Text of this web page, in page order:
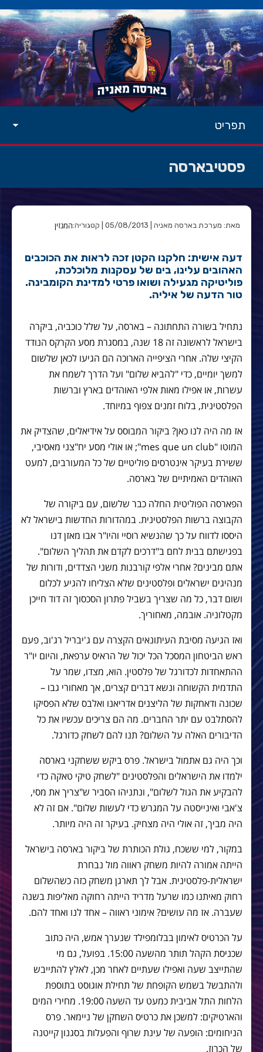
תפריט
פסטיבארסה
מאת: מערכת בארסה מאניה | 05/08/2013 | קטגוריה: המגזין
דעה אישית: חלקנו הקטן זכה לראות את הכוכבים
האהובים עלינו, בים של עסקנות מלוכלכת,
פוליטיקה מגעילה ושואו פרטי למדינת הקומבינה.
טור הדעה של איליה.
נתחיל בשורה התחתונה – בארסה, על שלל כוכביה, ביקרה
בישראל לראשונה זה 18 שנה, במסגרת מסע הקרקס הנודד
הקיצי שלה. אחרי הציפייה הארוכה הם הגיעו לכאן שלשום
למשך יומיים, כדי "להביא שלום" ועל הדרך לשמח את
עשרות, או אפילו מאות אלפי האוהדים בארץ וברשות
הפלסטינית, בלוח זמנים צפוף במיוחד.
אז מה היה לנו כאן? ביקור המבוסס על אידיאלים, שהצדיק את
המוטו "mes que un club"; או אולי מסע יח"צני מאסיבי,
ששירת בעיקר אינטרסים פוליטיים של כל המעורבים, למעט
האוהדים האמיתיים של בארסה.
הפארסה הפוליטית החלה כבר שלשום, עם ביקורה של
הקבוצה ברשות הפלסטינית. במהדורות החדשות בישראל לא
היססו לדווח על כך שהנשיא רוסיי והיו"ר אבו מאזן דנו
בפגישתם בבית לחם ב"דרכים לקדם את תהליך השלום".
אתם מבינים? אחרי אלפי קורבנות משני הצדדים, ודורות של
מנהיגים ישראלים ופלסטינים שלא הצליחו להגיע לכלום
ושום דבר, כל מה שצריך בשביל פתרון הסכסוך זה דוד חייכן
מקטלוניה. אובמה, מאחוריך.
ואז הגיעה מסיבת העיתונאים הקצרה עם ג'יבריל רג'וב, פעם
ראש הביטחון המסכל הכל יכול של הראיס ערפאת, והיום יו"ר
ההתאחדות לכדורגל של פלסטין. הוא, מצדו, שמר על
התדמית הקשוחה ונשא דברים קצרים, אך מאחורי גבו –
שכונה ודאחקות של הליצנים אדריאנו ואלבס שלא הפסיקו
להסתלבט עם יתר החברים. מה הם צריכים עכשיו את כל
הדיבורים האלה על השלום? תנו להם לשחק כדורגל.
וכך היה גם אתמול בישראל. פרס ביקש ששחקני בארסה
ילמדו את הישראלים והפלסטינים "לשחק טיקי טאקה כדי
להבקיע את הגול לשלום", ונתניהו הסביר ש"צריך את מסי,
צ'אבי ואינייסטה על המגרש כדי לעשות שלום". אם זה לא
היה מביך, זה אולי היה מצחיק. בעיקר זה היה מיותר.
במקור, למי ששכח, גולת הכותרת של ביקור בארסה בישראל
הייתה אמורה להיות משחק ראווה מול נבחרת
ישראלית-פלסטינית. אבל לך תארגן משחק כזה כשהשלום
רחוק מאיתנו כמו שרעל מדריד הייתה רחוקה מאליפות בשנה
שעברה. אז מה עושים? אימוני ראווה – אחד לנו ואחד להם.
על הכרטיס לאימון בבלומפילד שנערך אמש, היה כתוב
שכניסת הקהל תותר מהשעה 15:00. בפועל, גם מי
שהתייצב שעה ואפילו שעתיים לאחר מכן, לאלץ להתייבש
ולהתבשל בשמש הקופחת של תחילת אוגוסט בתוספת
הלחות התל אביבית כמעט עד השעה 19:00. מחירי המים
והארטיקים: למשכן את כרטיס השחקן של ניימאר. פרס
הניחומים: הופעה של עינת שרוף והפעלות בסגנון קייטנה
של הכרוז.